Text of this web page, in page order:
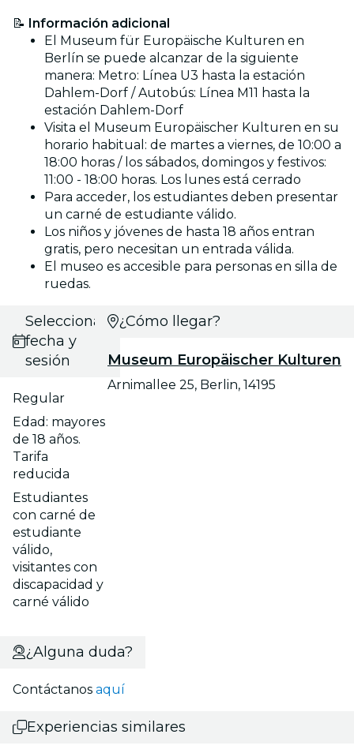
📝 Información adicional
El Museum für Europäische Kulturen en
Berlín se puede alcanzar de la siguiente
manera: Metro: Línea U3 hasta la estación
Dahlem-Dorf / Autobús: Línea M11 hasta la
estación Dahlem-Dorf
Visita el Museum Europäischer Kulturen en su
horario habitual: de martes a viernes, de 10:00 a
18:00 horas / los sábados, domingos y festivos:
11:00 - 18:00 horas. Los lunes está cerrado
Para acceder, los estudiantes deben presentar
un carné de estudiante válido.
Los niños y jóvenes de hasta 18 años entran
gratis, pero necesitan un entrada válida.
El museo es accesible para personas en silla de
ruedas.
Selecciona
fecha y
sesión
Regular
Edad: mayores
de 18 años.
Tarifa
reducida
Estudiantes
con carné de
estudiante
válido,
visitantes con
discapacidad y
carné válido
¿Cómo llegar?
Museum Europäischer Kulturen
Arnimallee 25, Berlin, 14195
¿Alguna duda?
Contáctanos aquí
Experiencias similares